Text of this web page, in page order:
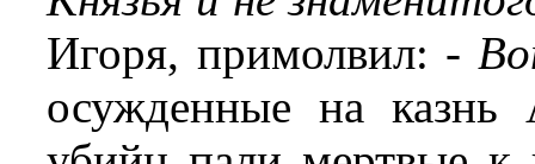
Игоря, примолвил: -
осужденные на